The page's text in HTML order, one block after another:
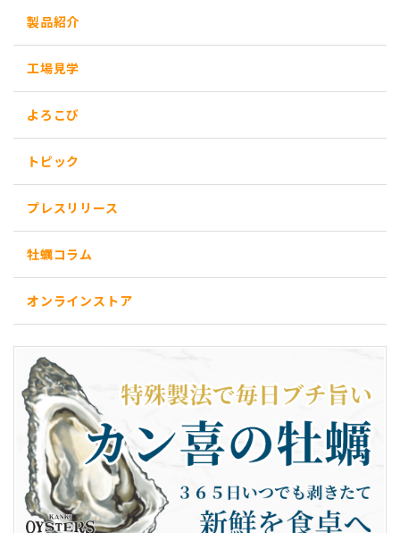
製品紹介
工場見学
よろこび
トピック
プレスリリース
牡蠣コラム
オンラインストア